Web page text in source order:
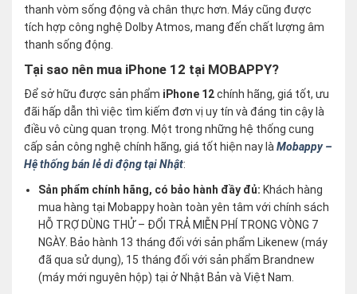
thanh vòm sống động và chân thực hơn. Máy cũng được
tích hợp công nghệ Dolby Atmos, mang đến chất lượng âm
thanh sống động.
Tại sao nên mua iPhone 12 tại MOBAPPY?
Để sở hữu được sản phẩm iPhone 12chính hãng, giá tốt, ưu
đãi hấp dẫn thì việc tìm kiếm đơn vị uy tín và đáng tin cậy là
điều vô cùng quan trọng. Một trong những hệ thống cung
cấp sản công nghệ chính hãng, giá tốt hiện nay là Mobappy –
Hệ thống bán lẻ di động tại Nhật:
Sản phẩm chính hãng, có bảo hành đầy đủ: Khách hàng
mua hàng tại Mobappy hoàn toàn yên tâm với chính sách
HỖ TRỢ DÙNG THỬ – ĐỔI TRẢ MIỄN PHÍ TRONG VÒNG 7
NGÀY. Bảo hành 13 tháng đối với sản phẩm Likenew (máy
đã qua sử dụng), 15 tháng đối với sản phẩm Brandnew
(máy mới nguyên hộp) tại ở Nhật Bản và Việt Nam.